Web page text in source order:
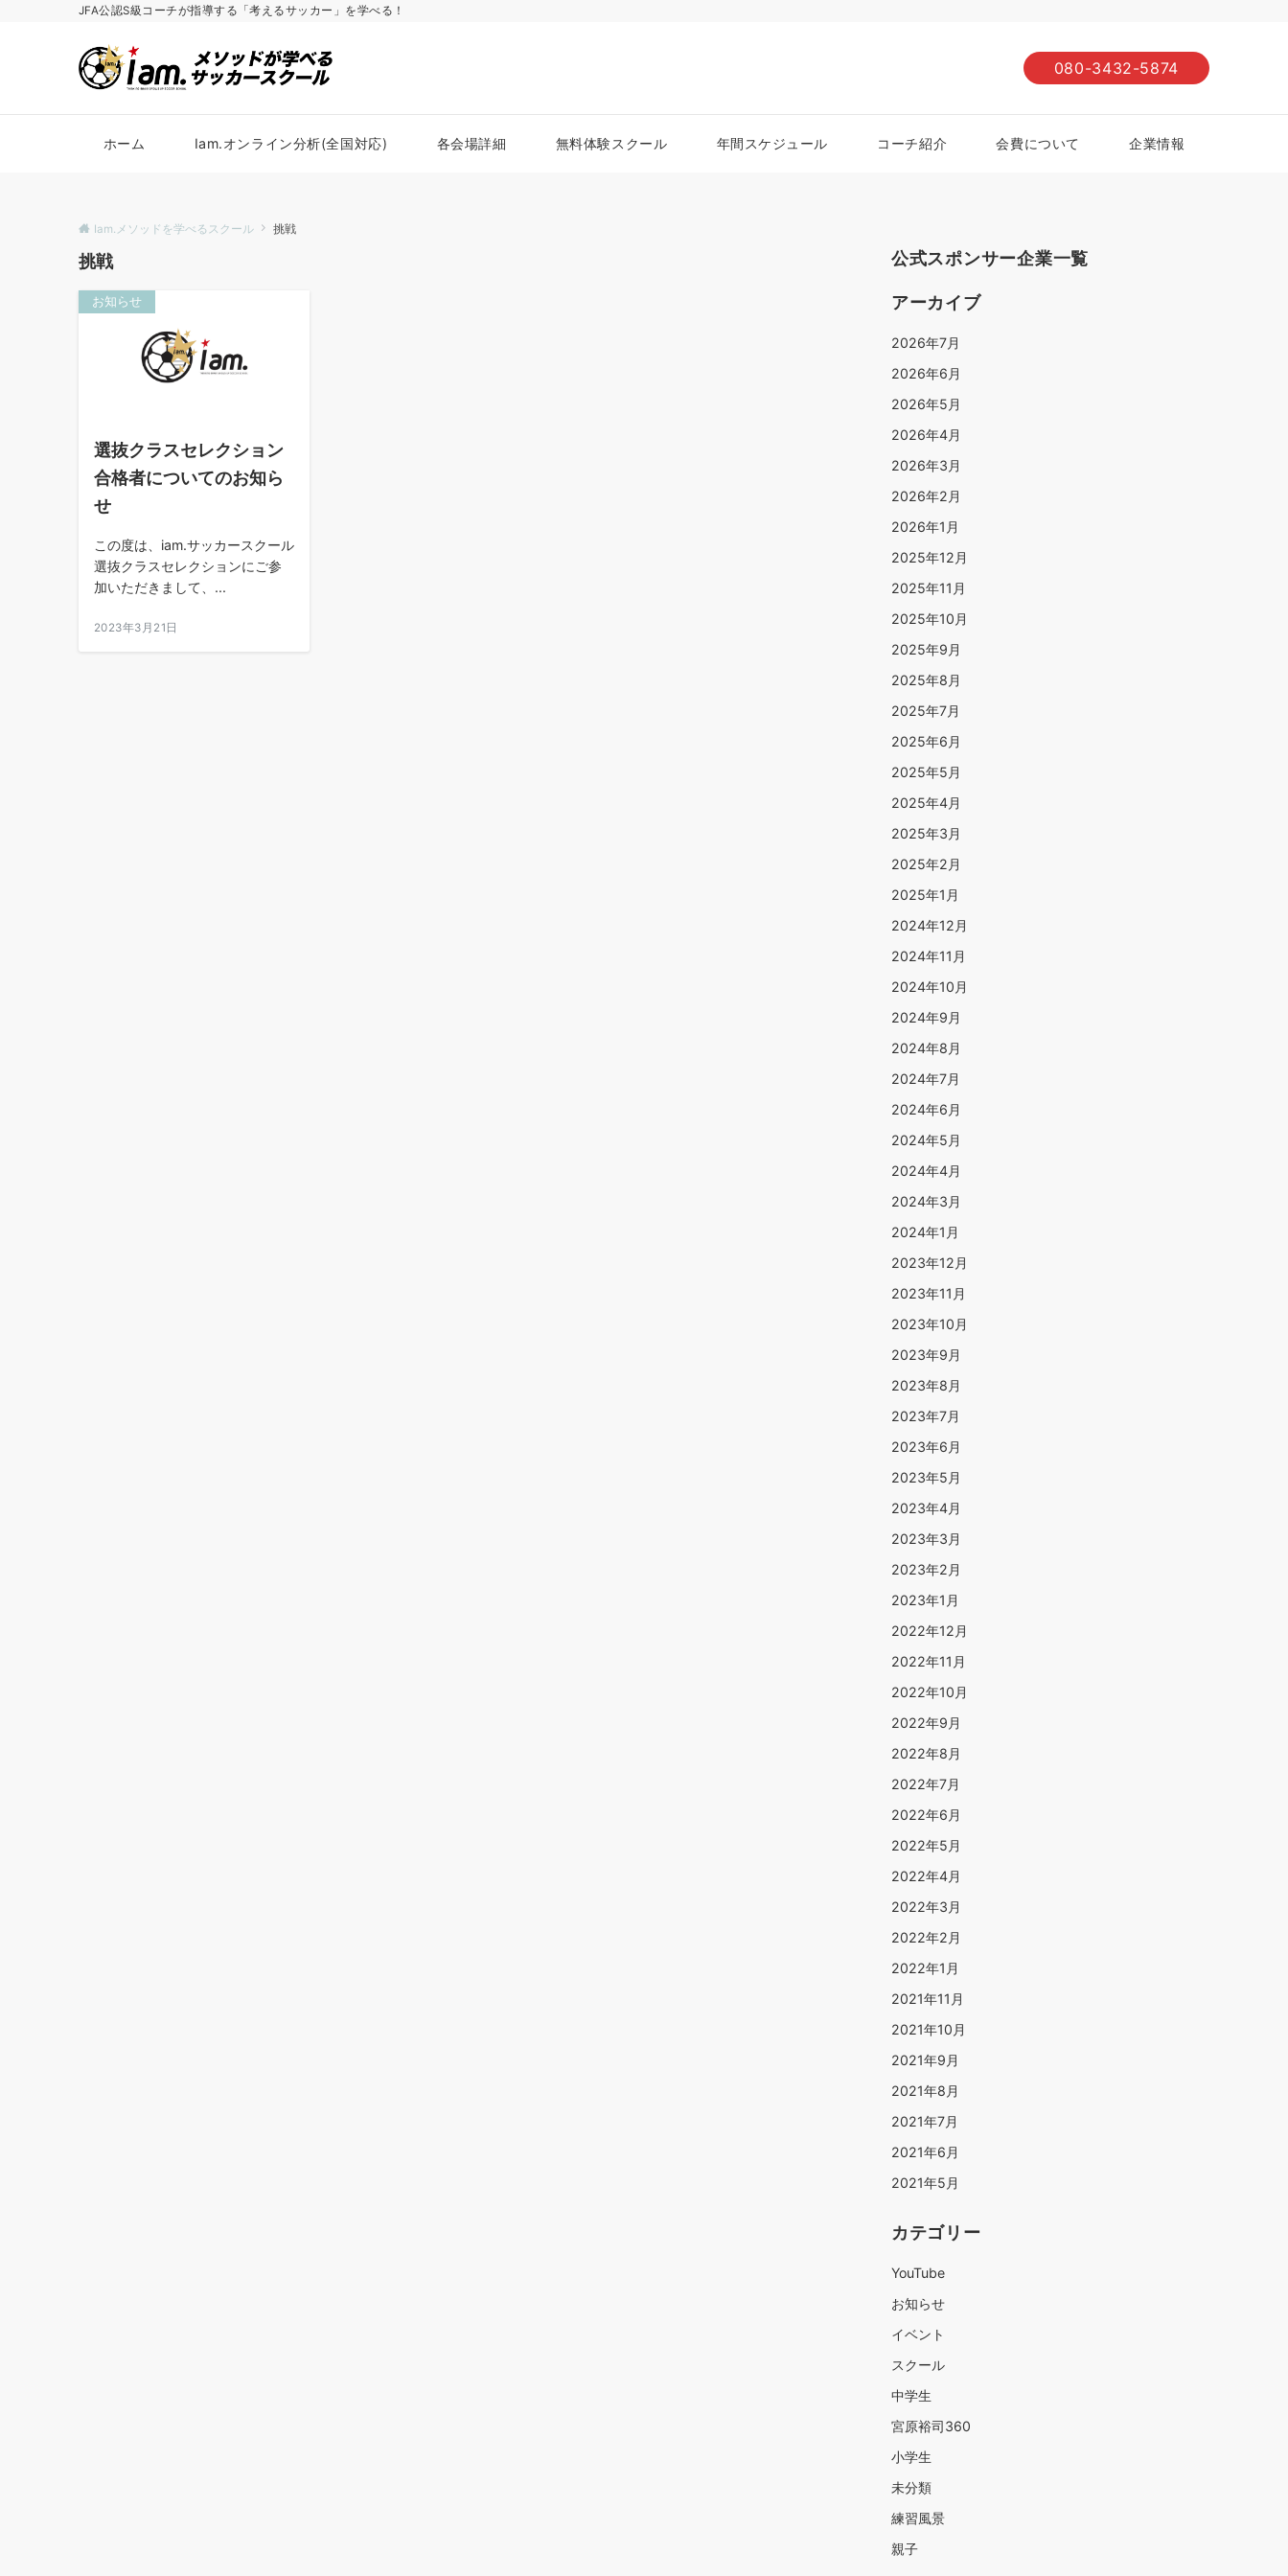
JFA公認S級コーチが指導する「考えるサッカー」を学べる！
080-3432-5874
ホーム Iam.オンライン分析(全国対応) 各会場詳細 無料体験スクール 年間スケジュール コーチ紹介 会費について 企業情報
Iam.メソッドを学べるスクール 挑戦
挑戦
お知らせ
選抜クラスセレクション
合格者についてのお知ら
せ
この度は、iam.サッカースクール
選抜クラスセレクションにご参
加いただきまして、...
2023年3月21日
公式スポンサー企業一覧
アーカイブ
2026年7月
2026年6月
2026年5月
2026年4月
2026年3月
2026年2月
2026年1月
2025年12月
2025年11月
2025年10月
2025年9月
2025年8月
2025年7月
2025年6月
2025年5月
2025年4月
2025年3月
2025年2月
2025年1月
2024年12月
2024年11月
2024年10月
2024年9月
2024年8月
2024年7月
2024年6月
2024年5月
2024年4月
2024年3月
2024年1月
2023年12月
2023年11月
2023年10月
2023年9月
2023年8月
2023年7月
2023年6月
2023年5月
2023年4月
2023年3月
2023年2月
2023年1月
2022年12月
2022年11月
2022年10月
2022年9月
2022年8月
2022年7月
2022年6月
2022年5月
2022年4月
2022年3月
2022年2月
2022年1月
2021年11月
2021年10月
2021年9月
2021年8月
2021年7月
2021年6月
2021年5月
カテゴリー
YouTube
お知らせ
イベント
スクール
中学生
宮原裕司360
小学生
未分類
練習風景
親子